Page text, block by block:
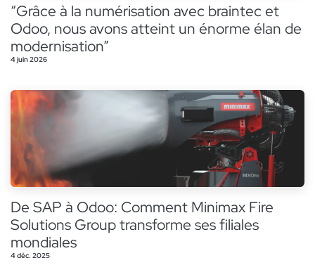
“Grâce à la numérisation avec braintec et
Odoo, nous avons atteint un énorme élan de
modernisation”
4 juin 2026
De SAP à Odoo: Comment Minimax Fire
Solutions Group transforme ses filiales
mondiales
4 déc. 2025